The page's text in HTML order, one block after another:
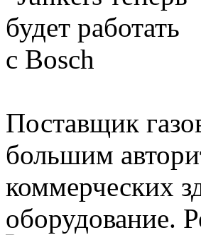
Поставщик
большим
коммерческих
оборудование.